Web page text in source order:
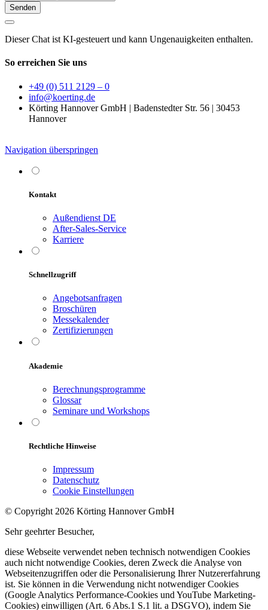
Senden
Dieser Chat ist KI-gesteuert und kann Ungenauigkeiten enthalten.
So erreichen Sie uns
+49 (0) 511 2129 – 0
info@koerting.de
Körting Hannover GmbH | Badenstedter Str. 56 | 30453
Hannover
Navigation überspringen
Kontakt
Außendienst DE
After-Sales-Service
Karriere
Schnellzugriff
Angebotsanfragen
Broschüren
Messekalender
Zertifizierungen
Akademie
Berechnungsprogramme
Glossar
Seminare und Workshops
Rechtliche Hinweise
Impressum
Datenschutz
Cookie Einstellungen
© Copyright 2026 Körting Hannover GmbH
Sehr geehrter Besucher,
diese Webseite verwendet neben technisch notwendigen Cookies
auch nicht notwendige Cookies, deren Zweck die Analyse von
Webseitenzugriffen oder die Personalisierung Ihrer Nutzererfahrung
ist. Sie können in die Verwendung nicht notwendiger Cookies
(Google Analytics Performance-Cookies und YouTube Marketing-
Cookies) einwilligen (Art. 6 Abs.1 S.1 lit. a DSGVO), indem Sie